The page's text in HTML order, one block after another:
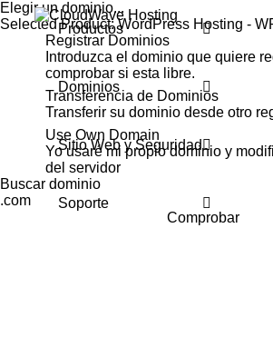
Productos
Dominios
Sitio Web y Seguridad
Soporte
Elegir un dominio...
Selected Product:WordPress Hosting -
Registrar Dominios
Introduzca el dominio que quiere
comprobar si esta libre.
Transferencia de Dominios
Transferir su dominio desde otro
Use Own Domain
Yo usaré mi propio dominio y
del servidor
.com
Comprobar